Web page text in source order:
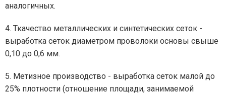
аналогичных.
4. Ткачество металлических и синтетических сеток -
выработка сеток диаметром проволоки основы свыше
0,10 до 0,6 мм.
5. Метизное производство - выработка сеток малой до
25% плотности (отношение площади, занимаемой